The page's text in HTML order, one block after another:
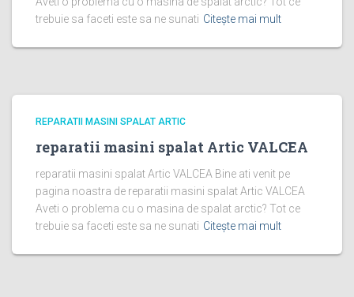
trebuie sa faceti este sa ne sunati Citește mai mult
REPARATII MASINI SPALAT ARTIC
reparatii masini spalat Artic VALCEA
reparatii masini spalat Artic VALCEA Bine ati venit pe
pagina noastra de reparatii masini spalat Artic VALCEA
Aveti o problema cu o masina de spalat arctic? Tot ce
trebuie sa faceti este sa ne sunati Citește mai mult